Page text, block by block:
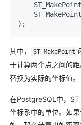
其中， ST_MakePoint
于计算两个点之间的
替换为实际的坐标值。
在PostgreSQL中，
坐标系中的单位。如